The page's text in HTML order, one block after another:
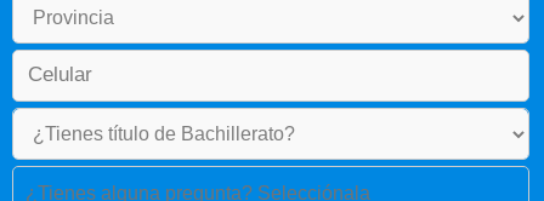
¿Tienes alguna pregunta? Selecciónala